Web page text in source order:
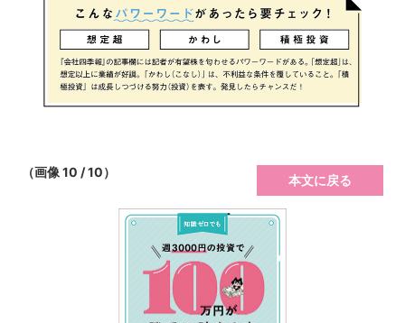
（画像 10 / 10）
本文に戻る